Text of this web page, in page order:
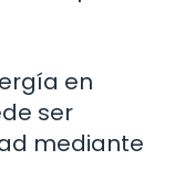
en
ser
mediante